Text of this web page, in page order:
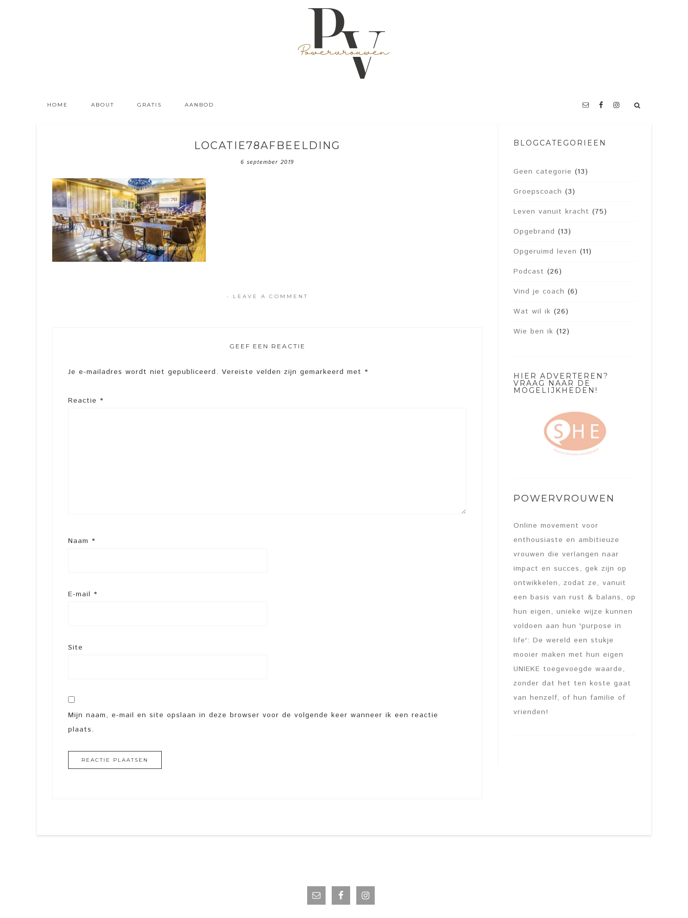
HOME ABOUT GRATIS AANBOD
LOCATIE78AFBEELDING
6 september 2019
· LEAVE A COMMENT
GEEF EEN REACTIE
Je e-mailadres wordt niet gepubliceerd. Vereiste velden zijn gemarkeerd met *
Reactie *
Naam *
E-mail *
Site
Mijn naam, e-mail en site opslaan in deze browser voor de volgende keer wanneer ik een reactie
plaats.
BLOGCATEGORIEËN
Geen categorie (13)
Groepscoach (3)
Leven vanuit kracht (75)
Opgebrand (13)
Opgeruimd leven (11)
Podcast (26)
Vind je coach (6)
Wat wil ik (26)
Wie ben ik (12)
HIER ADVERTEREN?
VRAAG NAAR DE
MOGELIJKHEDEN!
POWERVROUWEN
Online movement voor
enthousiaste en ambitieuze
vrouwen die verlangen naar
impact en succes, gek zijn op
ontwikkelen, zodat ze, vanuit
een basis van rust & balans, op
hun eigen, unieke wijze kunnen
voldoen aan hun 'purpose in
life': De wereld een stukje
mooier maken met hun eigen
UNIEKE toegevoegde waarde,
zonder dat het ten koste gaat
van henzelf, of hun familie of
vrienden!